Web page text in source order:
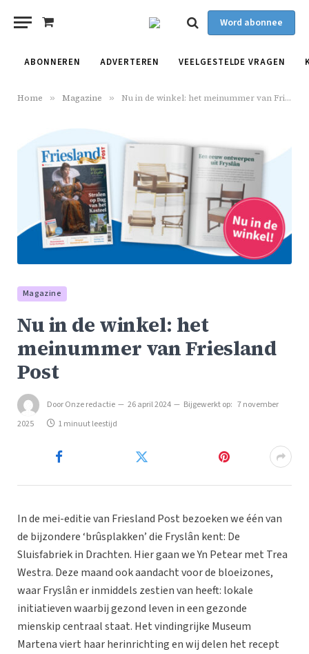
Shopping
Word abonnee
ABONNEREN ADVERTEREN VEELGESTELDE VRAGEN
Home » Magazine » Nu in de winkel: het meinummer van Friesland Post
Magazine
Nu in de winkel: het
meinummer van Friesland
Post
DoorOnze redactie 26 april 2024 Bijgewerkt op: 7 november
2025
1 minuut leestijd
In de mei-editie van Friesland Post bezoeken we één van
de bijzondere ‘brûsplakken’ die Fryslân kent: De
Sluisfabriek in Drachten. Hier gaan we Yn Petear met Trea
Westra. Deze maand ook aandacht voor de bloeizones,
waar Fryslân er inmiddels zestien van heeft: lokale
initiatieven waarbij gezond leven in een gezonde
mienskip centraal staat. Het vindingrijke Museum
Martena viert haar herinrichting en wij delen het recept